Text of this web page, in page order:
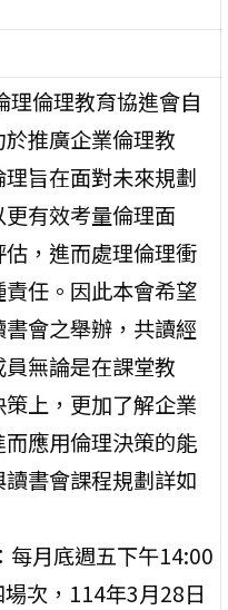
理倫理教育協進會自
推廣企業倫理教
旨在面對未來規劃
有效考量倫理面
，進而處理倫理衝
任。因此本會希望
會之舉辦，共讀經
無論是在課堂教
上，更加了解企業
應用倫理決策的能
書會課程規劃詳如
每月底週五下午14:00
次，114年3月28日